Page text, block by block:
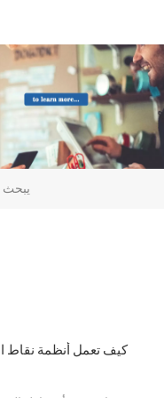
يبحث
كيف تعمل أنظمة نقاط